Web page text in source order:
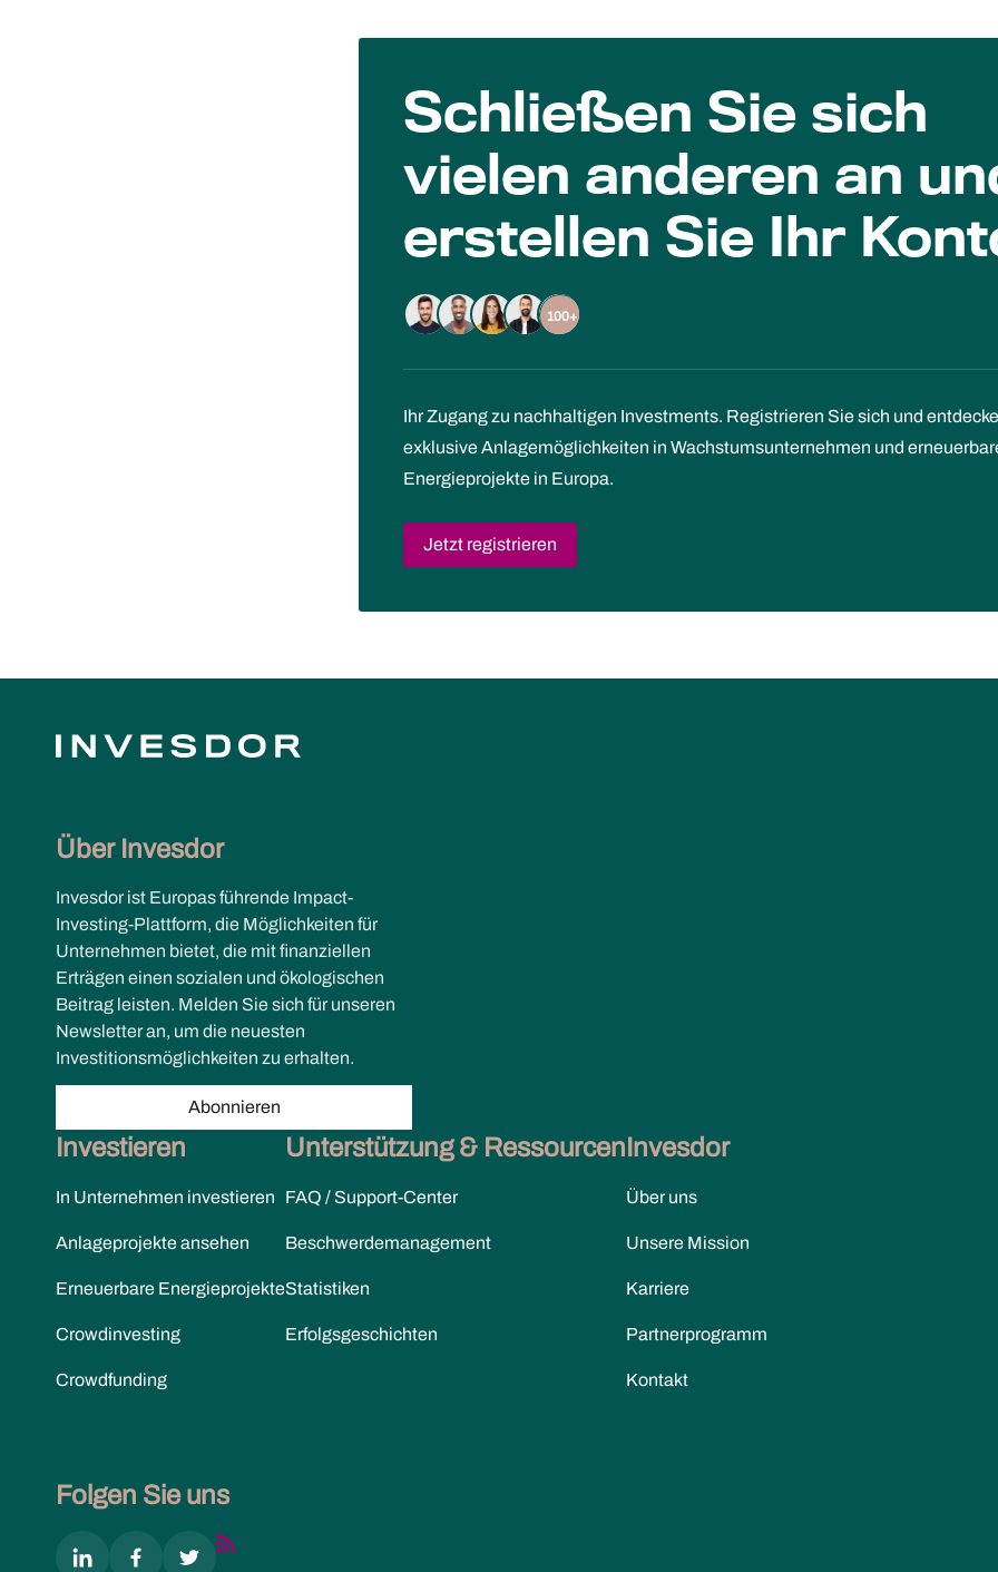
Schließen Sie sich
vielen anderen an
erstellen Sie Ihr
100+
Ihr Zugang zu nachhaltigen Investments. Registrieren Sie sich und
exklusive Anlagemöglichkeiten in Wachstumsunternehmen und
Energieprojekte in Europa.
Jetzt registrieren
Über Invesdor
Invesdor ist Europas führende Impact-
Investing-Plattform, die Möglichkeiten für
Unternehmen bietet, die mit finanziellen
Erträgen einen sozialen und ökologischen
Beitrag leisten. Melden Sie sich für unseren
Newsletter an, um die neuesten
Investitionsmöglichkeiten zu erhalten.
Abonnieren
Investieren
In Unternehmen investieren
Anlageprojekte ansehen
Erneuerbare Energieprojekte
Crowdinvesting
Crowdfunding
Unterstützung & Ressourcen
FAQ / Support-Center
Beschwerdemanagement
Statistiken
Erfolgsgeschichten
Invesdor
Über uns
Unsere Mission
Karriere
Partnerprogramm
Kontakt
Folgen Sie uns